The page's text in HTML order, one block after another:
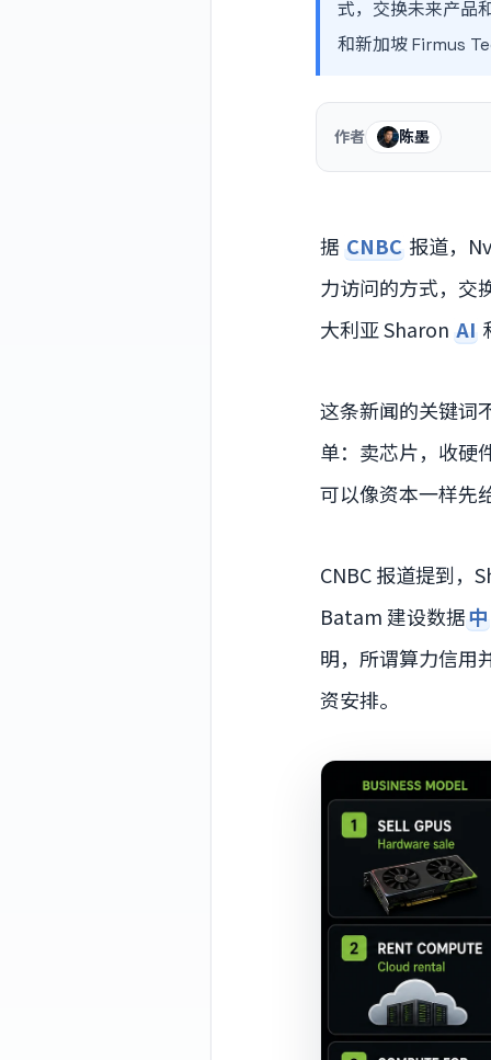
式，交换未来产品
和新加坡 Firmus
作者 陈墨
据 CNBC 报道，
力访问的方式，交
大利亚 Sharon AI
这条新闻的关键
单：卖芯片，收硬
可以像资本一样先
CNBC 报道提到，
Batam 建设数据中
明，所谓算力信用
资安排。